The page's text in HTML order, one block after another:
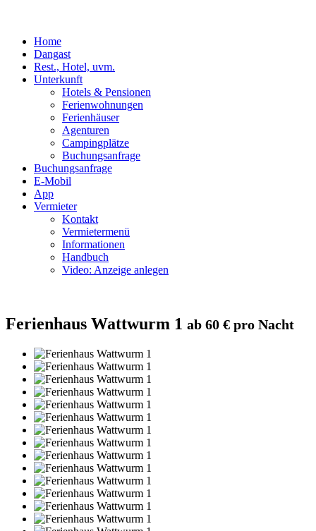
Home
Dangast
Rest., Hotel, uvm.
Unterkunft
Hotels & Pensionen
Ferienwohnungen
Ferienhäuser
Agenturen
Campingplätze
Buchungsanfrage
Buchungsanfrage
E-Mobil
App
Vermieter
Kontakt
Vermietermenü
Informationen
Handbuch
Video: Anzeige anlegen
Ferienhaus Wattwurm 1 ab 60 € pro Nacht